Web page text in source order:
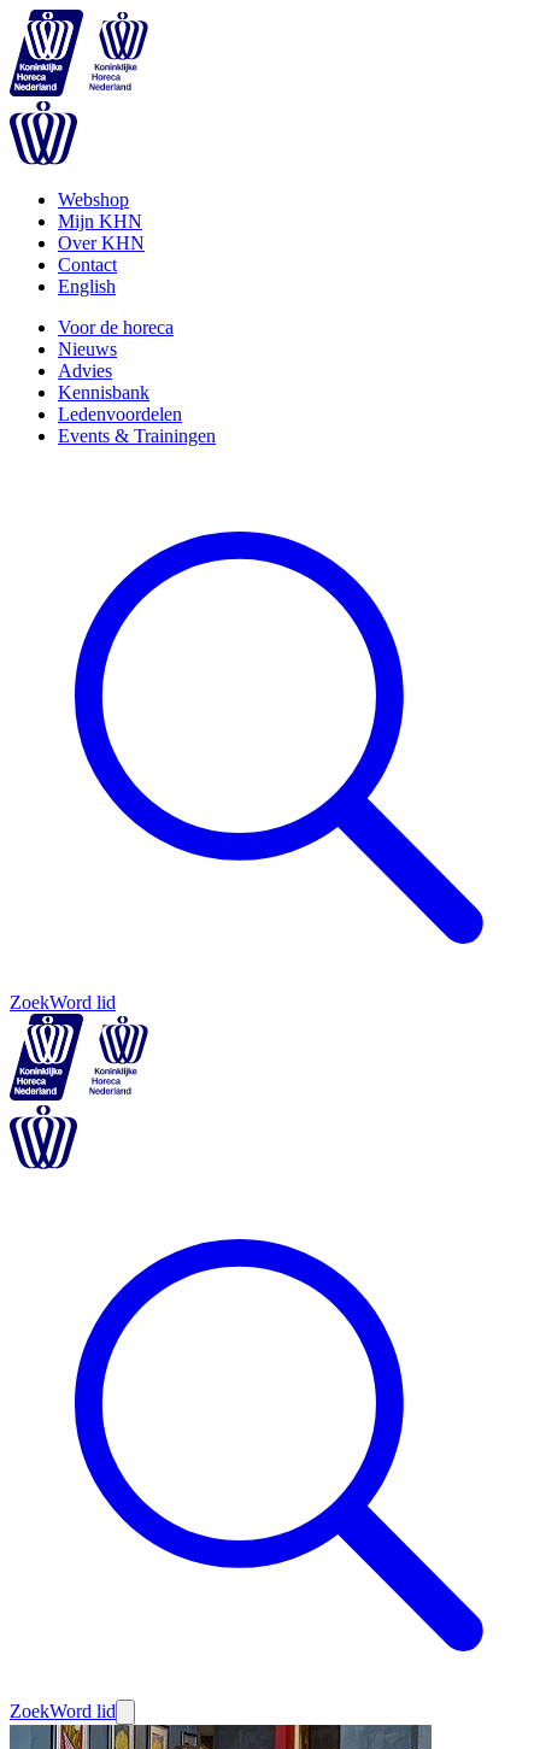
Webshop
Mijn KHN
Over KHN
Contact
English
Voor de horeca
Nieuws
Advies
Kennisbank
Ledenvoordelen
Events & Trainingen
ZoekWord lid
ZoekWord lid